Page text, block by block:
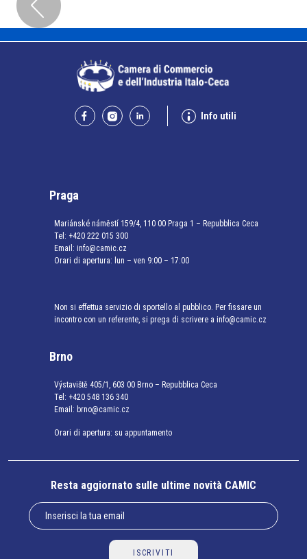
Info utili
Praga
Mariánské náměstí 159/4, 110 00 Praga 1 – Repubblica Ceca
Tel: +420 222 015 300
Email: info@camic.cz
Orari di apertura: lun – ven 9:00 – 17:00
Non si effettua servizio di sportello al pubblico. Per fissare un
incontro con un referente, si prega di scrivere a info@camic.cz
Brno
Výstaviště 405/1, 603 00 Brno – Repubblica Ceca
Tel: +420 548 136 340
Email: brno@camic.cz
Orari di apertura: su appuntamento
Resta aggiornato sulle ultime novità CAMIC
ISCRIVITI